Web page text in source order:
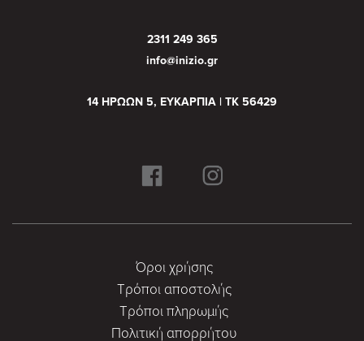
2311 249 365
info@inizio.gr
14 ΗΡΩΩΝ 5, ΕΥΚΑΡΠΙΑ | ΤΚ 56429
Όροι χρήσης
Τρόποι αποστολής
Τρόποι πληρωμής
Πολιτική απορρήτου